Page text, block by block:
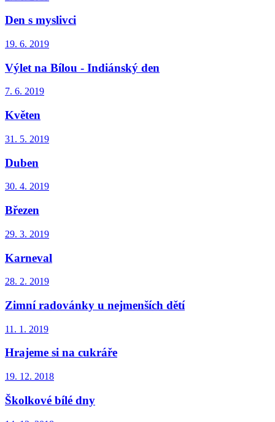
Den s myslivci
19. 6. 2019
Výlet na Bílou - Indiánský den
7. 6. 2019
Květen
31. 5. 2019
Duben
30. 4. 2019
Březen
29. 3. 2019
Karneval
28. 2. 2019
Zimní radovánky u nejmenších dětí
11. 1. 2019
Hrajeme si na cukráře
19. 12. 2018
Školkové bílé dny